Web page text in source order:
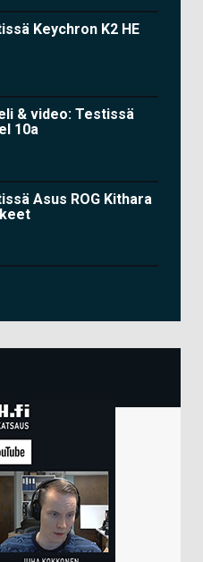
Keychron K2 HE
& video: Testissä
10a
Asus ROG Kithara